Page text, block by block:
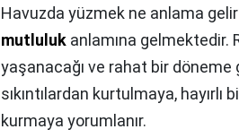
Havuzda yüzmek ne anlama
mutluluk anlamına gelmektedir.
yaşanacağı ve rahat bir
sıkıntılardan kurtulmaya,
kurmaya yorumlanır.